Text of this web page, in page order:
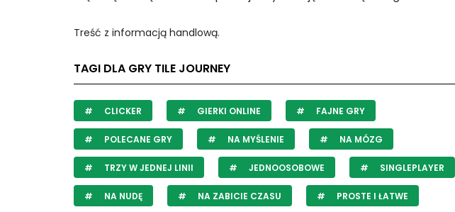
Treść z informacją handlową.
TAGI DLA GRY TILE JOURNEY
CLICKER GIERKI ONLINE FAJNE GRY
POLECANE GRY NA MYŚLENIE NA MÓZG
TRZY W JEDNEJ LINII JEDNOOSOBOWE SINGLEPLAYER
NA NUDĘ NA ZABICIE CZASU PROSTE I ŁATWE